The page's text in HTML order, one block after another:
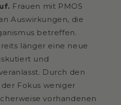
Frauen mit PMOS
Auswirkungen, die
betreffen.
länger eine neue
und
Durch den
Fokus weniger
vorhandenen